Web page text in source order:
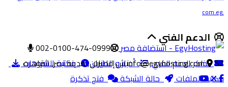
.com.eg
الدعم الفني
تذاكر الدعم الفني أخبار وإعلانات
مكتبة الشروحات
مكتبة الملفات
حالة الشبكة فتح تذكرة
002-0100-474-0999
info@egyhosting.com 52 ش الطيران, مدينة نصر, القاهره